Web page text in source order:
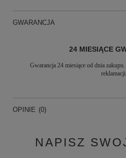
GWARANCJA
24 MIESIĄCE
Gwarancja 24 miesiące od dnia
reklamacji.
OPINIE (0)
NAPISZ